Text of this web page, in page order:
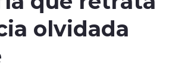
olvidada